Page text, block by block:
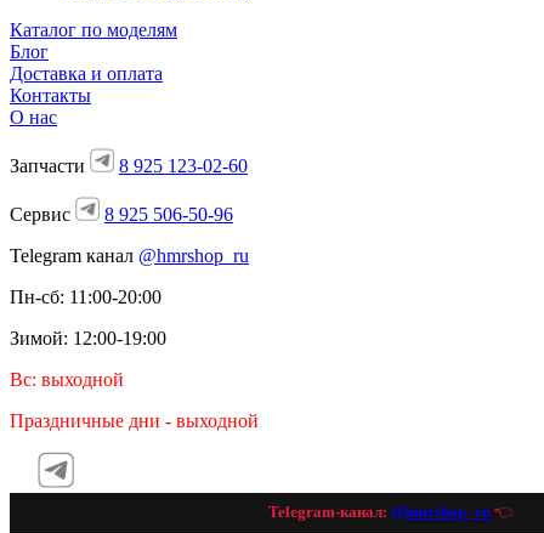
Каталог по моделям
Блог
Доставка и оплата
Контакты
О нас
Запчасти 8 925 123-02-60
Сервис
8 925 506-50-96
Telegram канал @hmrshop_ru
Пн-сб: 11:00-20:00
Зимой: 12:00-19:00
Вс: выходной
Праздничные дни - выходной
Telegram-канал:@hmrshop_ru👈